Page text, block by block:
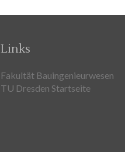
Links
Fakultät Bauingenieurwesen
TU Dresden Startseite